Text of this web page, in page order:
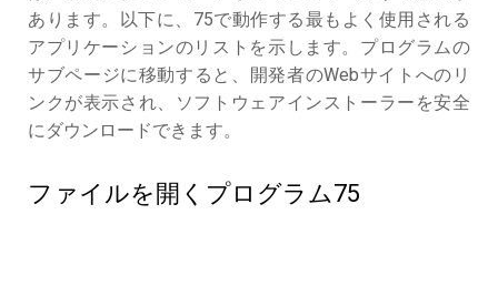
あります。以下に、75で動作する最もよく使用される
アプリケーションのリストを示します。プログラムの
サブページに移動すると、開発者のWebサイトへのリ
ンクが表示され、ソフトウェアインストーラーを安全
にダウンロードできます。
ファイルを開くプログラム75